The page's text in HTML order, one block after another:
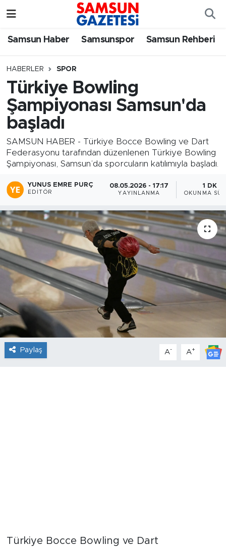
Samsun Haber Samsunspor Samsun Rehberi
HABERLER SPOR
Türkiye Bowling
Şampiyonası Samsun'da
başladı
SAMSUN HABER - Türkiye Bocce Bowling ve Dart
Federasyonu tarafından düzenlenen Türkiye Bowling
Şampiyonası, Samsun’da sporcuların katılımıyla başladı.
YUNUS EMRE PURÇ
EDITÖR
08.05.2026 - 17:17
YAYINLANMA
1 DK
OKUNMA
Paylaş A- A+
Türkiye Bocce Bowling ve Dart
Samsun Haber
Samsun Rehberi
Resmi İlanlar
Samsun Nöbetçi Eczaneler
SAMSUN Namaz Vakitleri
Samsun Trafik Yoğunluk Haritası
Süper Lig Puan Durumu ve Fikstür
Tüm Manşetler
Son Dakika Haberleri
Haber Arşivi